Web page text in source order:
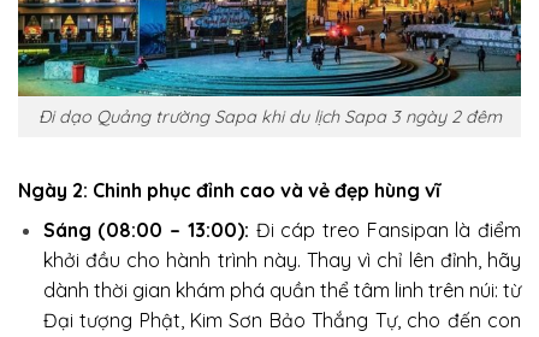
Đi dạo Quảng trường Sapa khi du lịch Sapa 3 ngày 2 đêm
Ngày 2: Chinh phục đỉnh cao và vẻ đẹp hùng vĩ
Sáng (08:00 – 13:00): Đi cáp treo Fansipan là điểm
khởi đầu cho hành trình này. Thay vì chỉ lên đỉnh, hãy
dành thời gian khám phá quần thể tâm linh trên núi: từ
Đại tượng Phật, Kim Sơn Bảo Thắng Tự, cho đến con